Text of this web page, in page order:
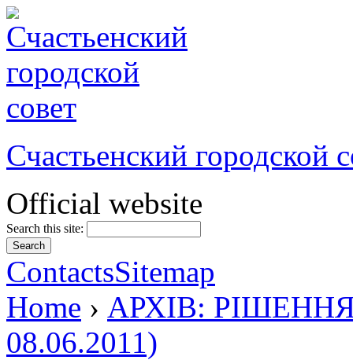
Счастьенский городской
Official website
Search this site:
ContactsSitemap
Home › АРХІВ: РІШЕННЯ
08.06.2011)